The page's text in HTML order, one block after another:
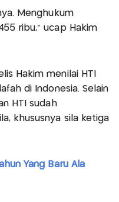
Menghukum
ribu," ucap Hakim
Hakim menilai HTI
di Indonesia. Selain
HTI sudah
khususnya sila ketiga
Yang Baru Ala